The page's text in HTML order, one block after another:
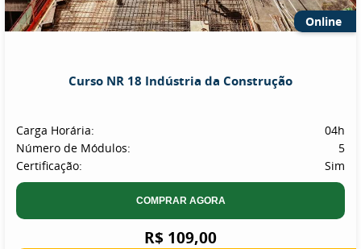
Online
Curso NR 18 Indústria da Construção
Carga Horária:
04h
Número de Módulos:
5
Certificação:
Sim
COMPRAR AGORA
R$ 109,00